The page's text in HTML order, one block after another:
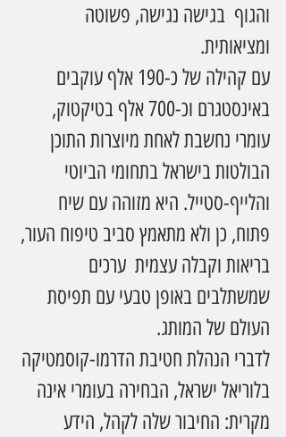
והגוף  בגישה נגישה, פשוטה
ומציאותית.
עם קהילה של כ-190 אלף עוקבים
באינסטגרם וכ-700 אלף בטיקטוק,
עומרי נחשבת לאחת מיוצרות התוכן
הבולטות בישראל בתחומי הביוטי
והלייף-סטייל. היא מזוהה עם שיח
פתוח, כן ולא מתאמץ סביב טיפוח העור,
בריאות וקבלה עצמית  ערכים
שמשתלבים באופן טבעי עם תפיסת
העולם של המותג.
לדברי הנהלת חטיבת הדרמו-קוסמטיקה
בלוריאל ישראל, הבחירה בעומרי אינה
מקרית: החיבור שלה לקהל, הידע